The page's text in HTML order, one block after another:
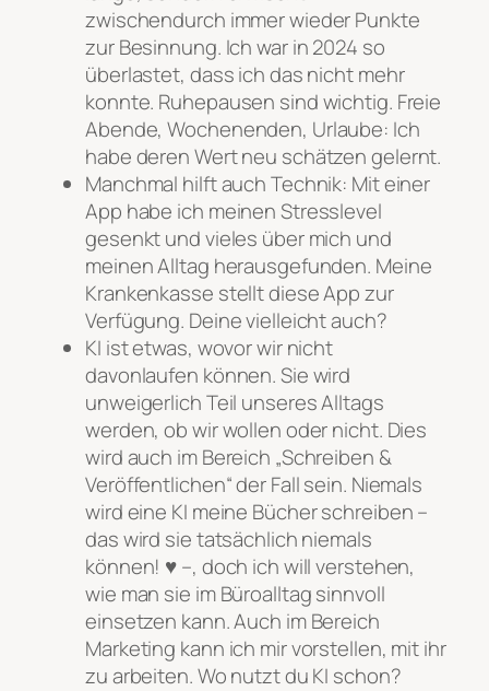
zwischendurch immer wieder Punkte
zur Besinnung. Ich war in 2024 so
überlastet, dass ich das nicht mehr
konnte. Ruhepausen sind wichtig. Freie
Abende, Wochenenden, Urlaube: Ich
habe deren Wert neu schätzen gelernt.
Manchmal hilft auch Technik: Mit einer
App habe ich meinen Stresslevel
gesenkt und vieles über mich und
meinen Alltag herausgefunden. Meine
Krankenkasse stellt diese App zur
Verfügung. Deine vielleicht auch?
KI ist etwas, wovor wir nicht
davonlaufen können. Sie wird
unweigerlich Teil unseres Alltags
werden, ob wir wollen oder nicht. Dies
wird auch im Bereich „Schreiben &
Veröffentlichen“ der Fall sein. Niemals
wird eine KI meine Bücher schreiben –
das wird sie tatsächlich niemals
können! ♥ –, doch ich will verstehen,
wie man sie im Büroalltag sinnvoll
einsetzen kann. Auch im Bereich
Marketing kann ich mir vorstellen, mit ihr
zu arbeiten. Wo nutzt du KI schon?